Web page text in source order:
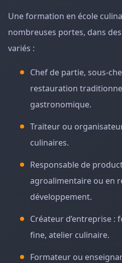
Une formation en école
nombreuses portes, dans
variés :
Chef de partie, sous-
restauration
gastronomique.
Traiteur ou
culinaires.
Responsable de
agroalimentaire ou en
développement.
Créateur d’entreprise :
fine, atelier culinaire.
Formateur ou